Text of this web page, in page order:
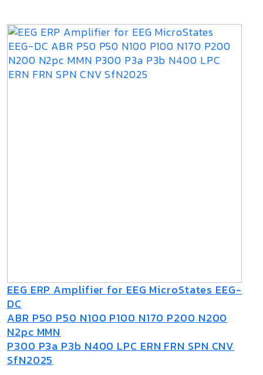
EEG ERP Amplifier for EEG MicroStates EEG-
DC
ABR P50 P50 N100 P100 N170 P200 N200
N2pc MMN
P300 P3a P3b N400 LPC ERN FRN SPN CNV
SfN2025